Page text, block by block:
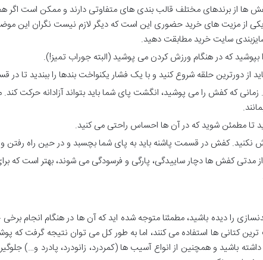
تان شود. یکی از مزیت های خرید حضوری این است که دیگر لازم نیست نگران
سایزبندی سایت خرید مطابقت دهید.
بپوشید که در هنگام ورزش کردن می پوشید (البته جوراب تمیز!).
باید از دورترین حلقه شروع کنید و با یک فشار یکنواخت بندها را ببندید
که کفش را می پوشید، انگشت پای شما باید بتواند آزادانه
تا مطمئن شوید که در آن ها احساس راحتی می کنید.
نکنید. کفش در قسمت پاشنه باید به پای شما بچسبد و در حین راه رفتن و
مدتی کفش ها دچار ساییدگی، پارگی و فرسودگی می شوند، بهتر است که
را دیده باشید، مطمئنا متوجه شده اید که آن ها در هنگام انجام
ترین کتانی ها استفاده می کنند، اما به طور کل می توان نتیجه گرفت
داشته باشید و همچنین از انواع آسیب ها (کمردرد، زانودرد، پادرد و…)